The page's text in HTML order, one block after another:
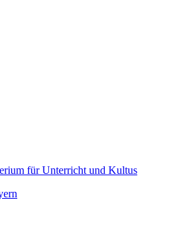
für Unterricht und Kultus